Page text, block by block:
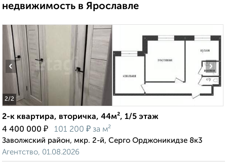
недвижимость в Ярославле
2/2
‹ ›
2-к квартира, вторичка, 44м², 1/5 этаж
4 400 000 ₽ 101 200 ₽ за м²
Заволжский район, мкр. 2-й, Серго Орджоникидзе 8к3
Агентство, 01.08.2026